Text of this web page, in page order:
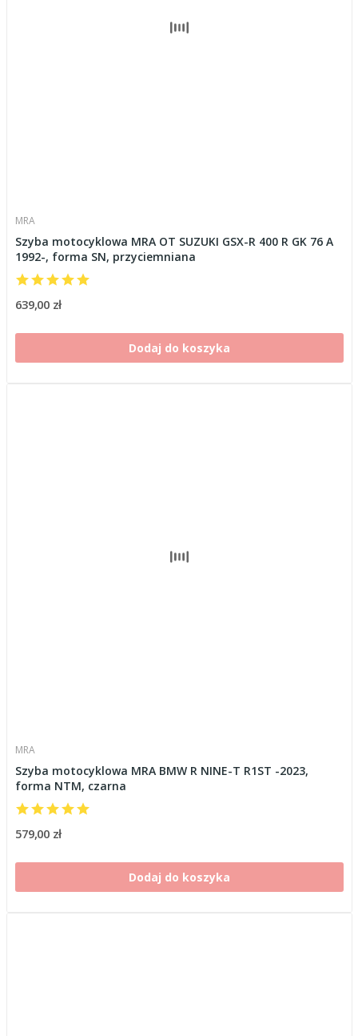
MRA
Szyba motocyklowa MRA OT SUZUKI GSX-R 400 R GK 76 A
1992-, forma SN, przyciemniana
639,00 zł
Dodaj do koszyka
MRA
Szyba motocyklowa MRA BMW R NINE-T R1ST -2023,
forma NTM, czarna
579,00 zł
Dodaj do koszyka